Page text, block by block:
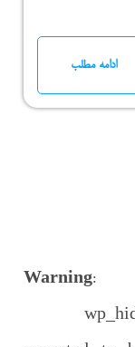
ادامه مطلب
Warning: